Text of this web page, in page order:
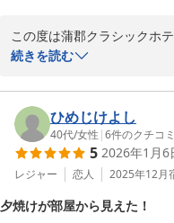
蒲郡クラシックホテル
2026-01-04
この度は蒲郡クラシックホ
ございます。
居心地の良いおもてなしの
の事、私どもにとりまして
お部屋からの景色や、地産
たご様子が伝わってまいりま
続きを読む
ひめじけよし
40代/女性 |6件のクチコミ
5 2026年1月6
レジャー 恋人 2025年12月
夕焼けが部屋から見えた！